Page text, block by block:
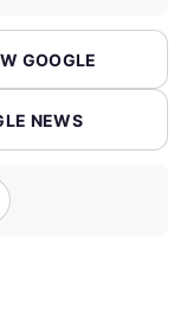
GOOGLE
NEWS